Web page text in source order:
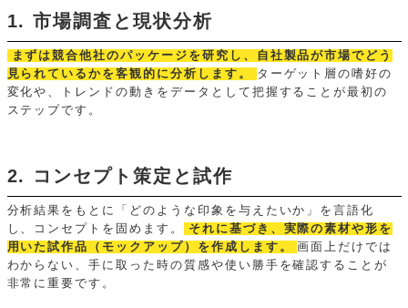
1. 市場調査と現状分析
まずは競合他社のパッケージを研究し、自社製品が市場でどう
見られているかを客観的に分析します。
ターゲット層の嗜好の
変化や、トレンドの動きをデータとして把握することが最初の
ステップです。
2. コンセプト策定と試作
分析結果をもとに「どのような印象を与えたいか」を言語化
し、コンセプトを固めます。
それに基づき、実際の素材や形を
用いた試作品（モックアップ）を作成します。
画面上だけでは
わからない、手に取った時の質感や使い勝手を確認することが
非常に重要です。